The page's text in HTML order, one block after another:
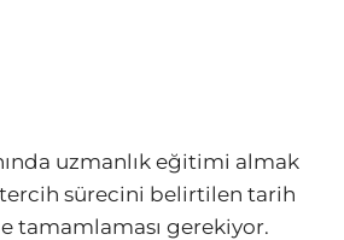
uzmanlık eğitimi almak
tercih sürecini belirtilen tarih
tamamlaması gerekiyor.